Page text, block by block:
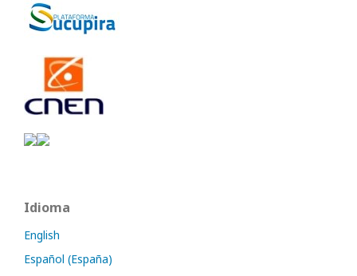
Idioma
English
Español (España)